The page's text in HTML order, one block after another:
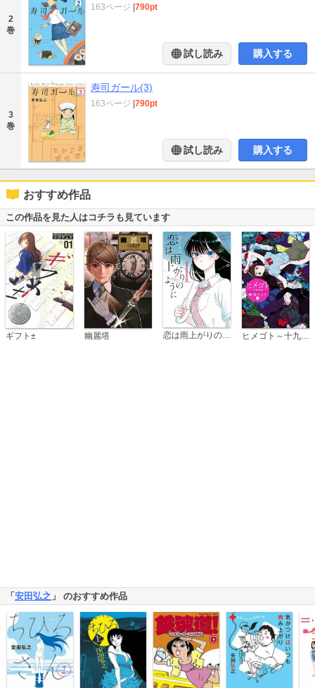
2
巻
163ページ 790pt
試し読み 購入する
3
巻
寿司ガール(3)
163ページ 790pt
試し読み 購入する
おすすめ作品
この作品を見た人はコチラも見ています
ギフト± 幽麗塔 恋は雨上がりのように
「 安田弘之 」 のおすすめ作品